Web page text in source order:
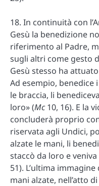
18. In continuità con
Gesù la benedizione
riferimento al Padre,
sugli altri come gesto
Gesù stesso ha
Ad esempio, benedice
le braccia, li
loro» (Mc10, 16). E la
concluderà proprio
riservata agli Undici,
alzate le mani, li
staccò da loro e
51). L’ultima
mani alzate, nell’atto